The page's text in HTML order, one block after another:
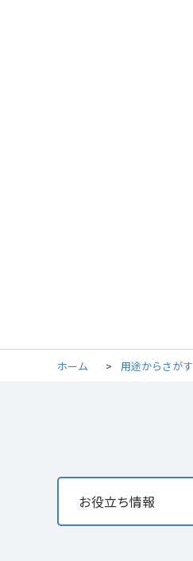
ホーム > 用途からさがす
お役立ち情報